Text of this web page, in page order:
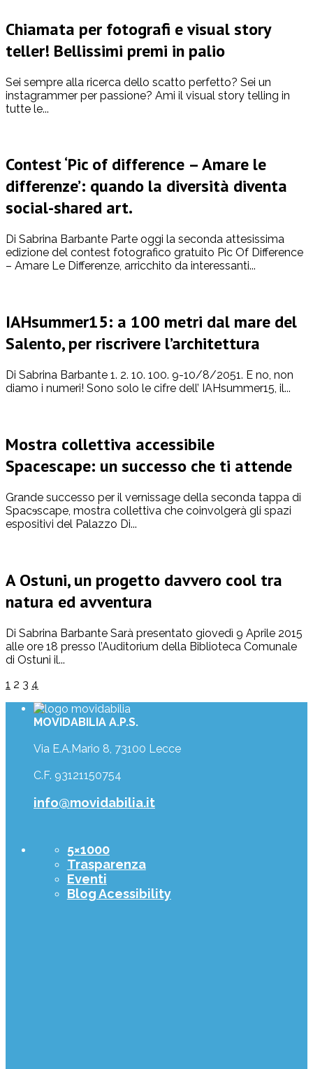
Chiamata per fotografi e visual story
teller! Bellissimi premi in palio
Sei sempre alla ricerca dello scatto perfetto? Sei un
instagrammer per passione? Ami il visual story telling in
tutte le...
Contest ‘Pic of difference – Amare le
differenze’: quando la diversità diventa
social-shared art.
Di Sabrina Barbante Parte oggi la seconda attesissima
edizione del contest fotografico gratuito Pic Of Difference
– Amare Le Differenze, arricchito da interessanti...
IAHsummer15: a 100 metri dal mare del
Salento, per riscrivere l’architettura
Di Sabrina Barbante 1. 2. 10. 100. 9-10/8/2051. E no, non
diamo i numeri! Sono solo le cifre dell’ IAHsummer15, il...
Mostra collettiva accessibile
Spacescape: un successo che ti attende
Grande successo per il vernissage della seconda tappa di
Spacɘscape, mostra collettiva che coinvolgerà gli spazi
espositivi del Palazzo Di...
A Ostuni, un progetto davvero cool tra
natura ed avventura
Di Sabrina Barbante Sarà presentato giovedì 9 Aprile 2015
alle ore 18 presso l’Auditorium della Biblioteca Comunale
di Ostuni il...
1 2 3 4
MOVIDABILIA A.P.S.
Via E.A.Mario 8, 73100 Lecce
C.F. 93121150754
info@movidabilia.it
5×1000
Trasparenza
Eventi
Blog Acessibility